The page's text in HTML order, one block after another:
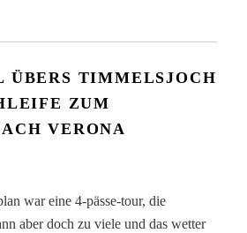
ÜBERS TIMMELSJOCH
ZUM
VERONA
war eine 4-pässe-tour, die
aber doch zu viele und das wetter